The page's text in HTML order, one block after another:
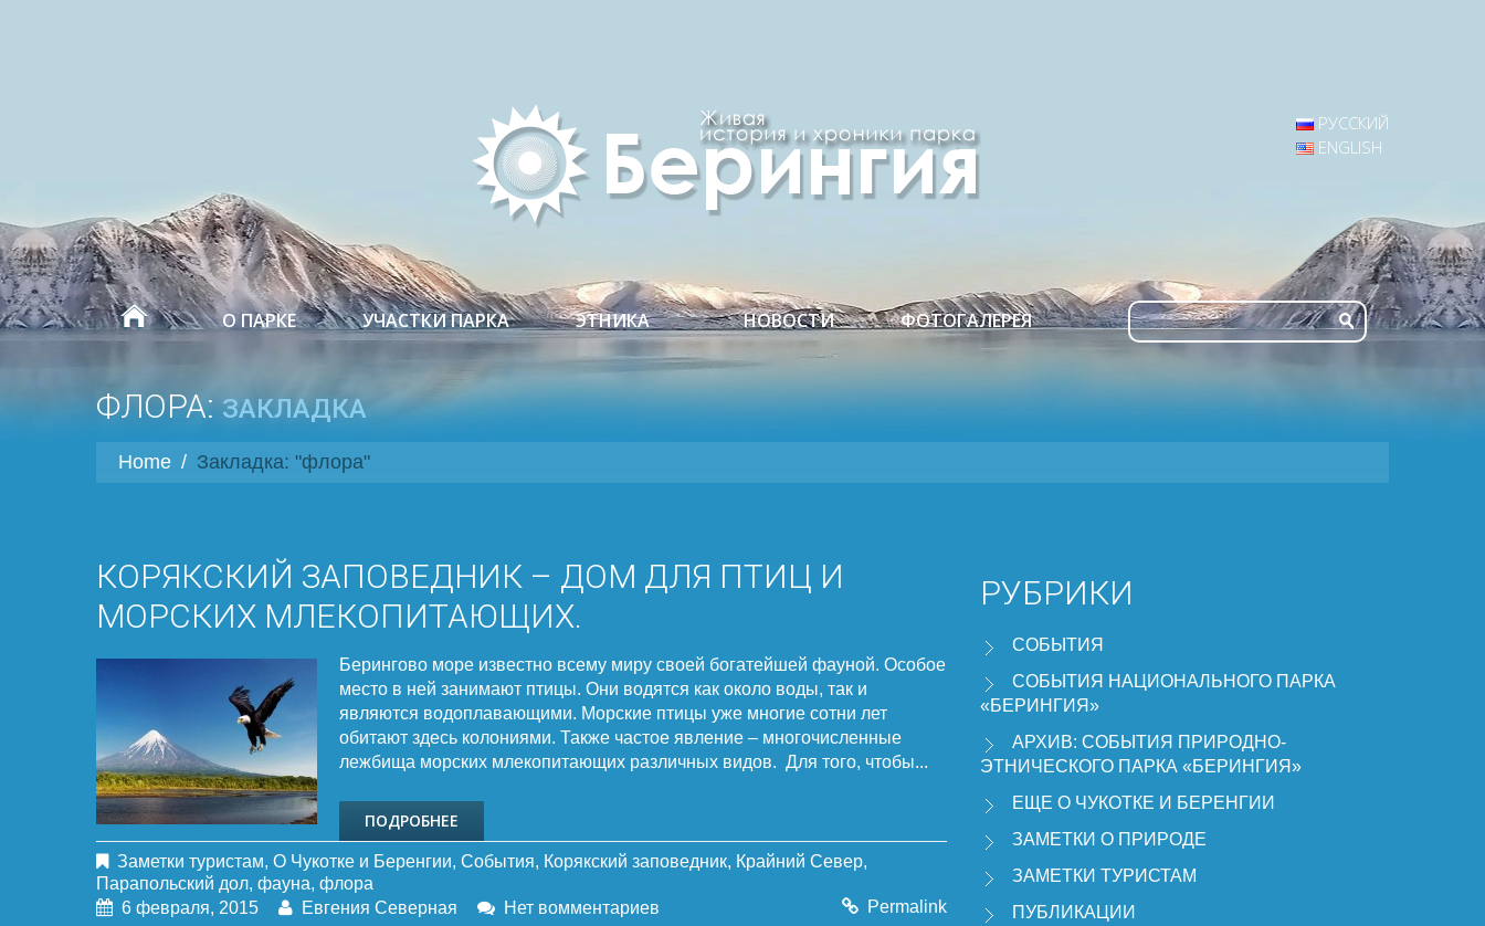
РУССКИЙ
ENGLISH
О ПАРКЕ УЧАСТКИ ПАРКА ЭТНИКА НОВОСТИ ФОТОГАЛЕРЕЯ
ФЛОРА:ЗАКЛАДКА
Home / Закладка: "флора"
КОРЯКСКИЙ ЗАПОВЕДНИК – ДОМ ДЛЯ ПТИЦ И
МОРСКИХ МЛЕКОПИТАЮЩИХ.
Берингово море известно всему миру своей богатейшей фауной. Особое
место в ней занимают птицы. Они водятся как около воды, так и
являются водоплавающими. Морские птицы уже многие сотни лет
обитают здесь колониями. Также частое явление – многочисленные
лежбища морских млекопитающих различных видов. Для того, чтобы...
ПОДРОБНЕЕ
Заметки туристам, О Чукотке и Беренгии, События, Корякский заповедник, Крайний Север,
Парапольский дол, фауна, флора
6 февраля, 2015
Евгения Северная Нет вомментариев Permalink
РУБРИКИ
СОБЫТИЯ
СОБЫТИЯ НАЦИОНАЛЬНОГО ПАРКА
«БЕРИНГИЯ»
АРХИВ: СОБЫТИЯ ПРИРОДНО-
ЭТНИЧЕСКОГО ПАРКА «БЕРИНГИЯ»
ЕЩЕ О ЧУКОТКЕ И БЕРЕНГИИ
ЗАМЕТКИ О ПРИРОДЕ
ЗАМЕТКИ ТУРИСТАМ
ПУБЛИКАЦИИ